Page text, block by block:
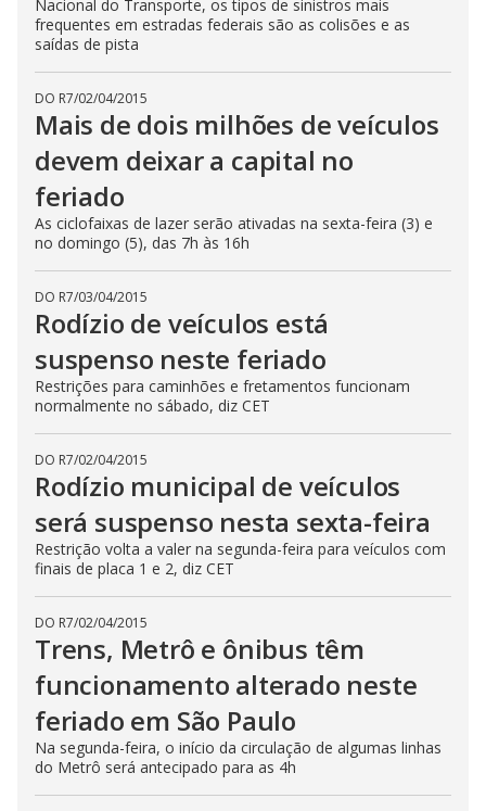
Nacional do Transporte, os tipos de sinistros mais
frequentes em estradas federais são as colisões e as
saídas de pista
DO R7/02/04/2015
Mais de dois milhões de veículos
devem deixar a capital no
feriado
As ciclofaixas de lazer serão ativadas na sexta-feira (3) e
no domingo (5), das 7h às 16h
DO R7/03/04/2015
Rodízio de veículos está
suspenso neste feriado
Restrições para caminhões e fretamentos funcionam
normalmente no sábado, diz CET
DO R7/02/04/2015
Rodízio municipal de veículos
será suspenso nesta sexta-feira
Restrição volta a valer na segunda-feira para veículos com
finais de placa 1 e 2, diz CET
DO R7/02/04/2015
Trens, Metrô e ônibus têm
funcionamento alterado neste
feriado em São Paulo
Na segunda-feira, o início da circulação de algumas linhas
do Metrô será antecipado para as 4h